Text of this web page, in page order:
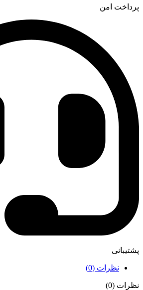
پرداخت امن
پشتیبانی
نظرات (0)
نظرات (0)